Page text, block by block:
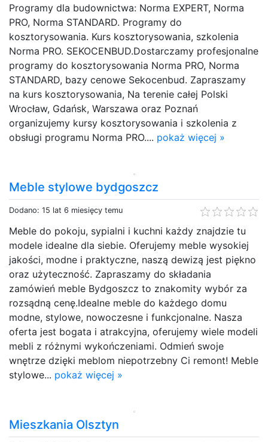
Programy dla budownictwa: Norma EXPERT, Norma
PRO, Norma STANDARD. Programy do
kosztorysowania. Kurs kosztorysowania, szkolenia
Norma PRO. SEKOCENBUD.Dostarczamy profesjonalne
programy do kosztorysowania Norma PRO, Norma
STANDARD, bazy cenowe Sekocenbud. Zapraszamy
na kurs kosztorysowania, Na terenie całej Polski
Wrocław, Gdańsk, Warszawa oraz Poznań
organizujemy kursy kosztorysowania i szkolenia z
obsługi programu Norma PRO.... pokaż więcej »
Meble stylowe bydgoszcz
Dodano: 15 lat 6 miesięcy temu
Meble do pokoju, sypialni i kuchni każdy znajdzie tu
modele idealne dla siebie. Oferujemy meble wysokiej
jakości, modne i praktyczne, naszą dewizą jest piękno
oraz użyteczność. Zapraszamy do składania
zamówień meble Bydgoszcz to znakomity wybór za
rozsądną cenę.Idealne meble do każdego domu
modne, stylowe, nowoczesne i funkcjonalne. Nasza
oferta jest bogata i atrakcyjna, oferujemy wiele modeli
mebli z różnymi wykończeniami. Odmień swoje
wnętrze dzięki meblom niepotrzebny Ci remont! Meble
stylowe... pokaż więcej »
Mieszkania Olsztyn